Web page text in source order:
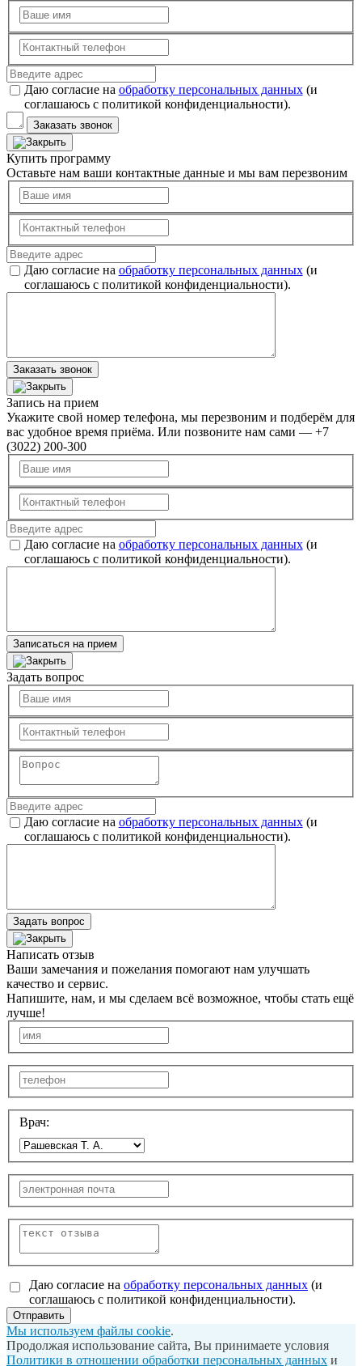
Даю согласие на обработку персональных данных(и
соглашаюсь с политикой конфиденциальности).
Заказать звонок
Купить программу
Оставьте нам ваши контактные данные и мы вам перезвоним
Даю согласие на обработку персональных данных(и
соглашаюсь с политикой конфиденциальности).
Заказать звонок
Запись на прием
Укажите свой номер телефона, мы перезвоним и подберём для
вас удобное время приёма. Или позвоните нам сами — +7
(3022) 200-300
Даю согласие на обработку персональных данных(и
соглашаюсь с политикой конфиденциальности).
Записаться на прием
Задать вопрос
Даю согласие на обработку персональных данных(и
соглашаюсь с политикой конфиденциальности).
Задать вопрос
Написать отзыв
Ваши замечания и пожелания помогают нам улучшать
качество и сервис.
Напишите, нам, и мы сделаем всё возможное, чтобы стать ещё
лучше!
Врач:
Даю согласие на обработку персональных данных (и
соглашаюсь с политикой конфиденциальности).
Отправить
Мы используем файлы cookie.
Продолжая использование сайта, Вы принимаете условия
Политики в отношении обработки персональных данных и